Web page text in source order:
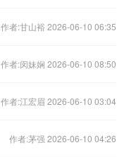
作者:甘山裕 2026-06-10 06:35
作者:闵妹娴 2026-06-10 08:50
作者:江宏眉 2026-06-10 03:04
作者:茅强 2026-06-10 04:26